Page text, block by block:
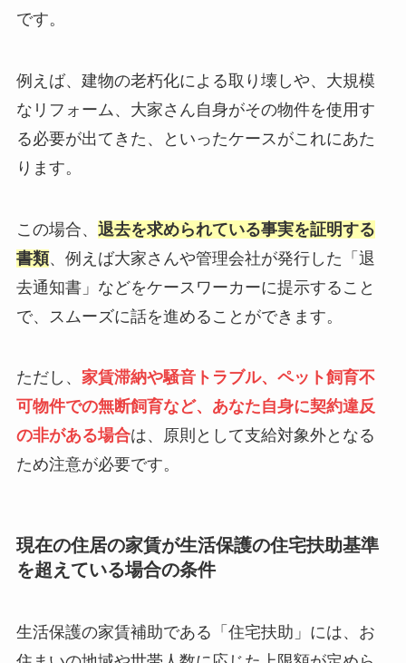
です。
例えば、建物の老朽化による取り壊しや、大規模
なリフォーム、大家さん自身がその物件を使用す
る必要が出てきた、といったケースがこれにあた
ります。
この場合、 退去を求められている事実を証明する
書類、例えば大家さんや管理会社が発行した「退
去通知書」などをケースワーカーに提示すること
で、スムーズに話を進めることができます。
ただし、 家賃滞納や騒音トラブル、ペット飼育不
可物件での無断飼育など、あなた自身に契約違反
の非がある場合は、原則として支給対象外となる
ため注意が必要です。
現在の住居の家賃が生活保護の住宅扶助基準
を超えている場合の条件
生活保護の家賃補助である「住宅扶助」には、お